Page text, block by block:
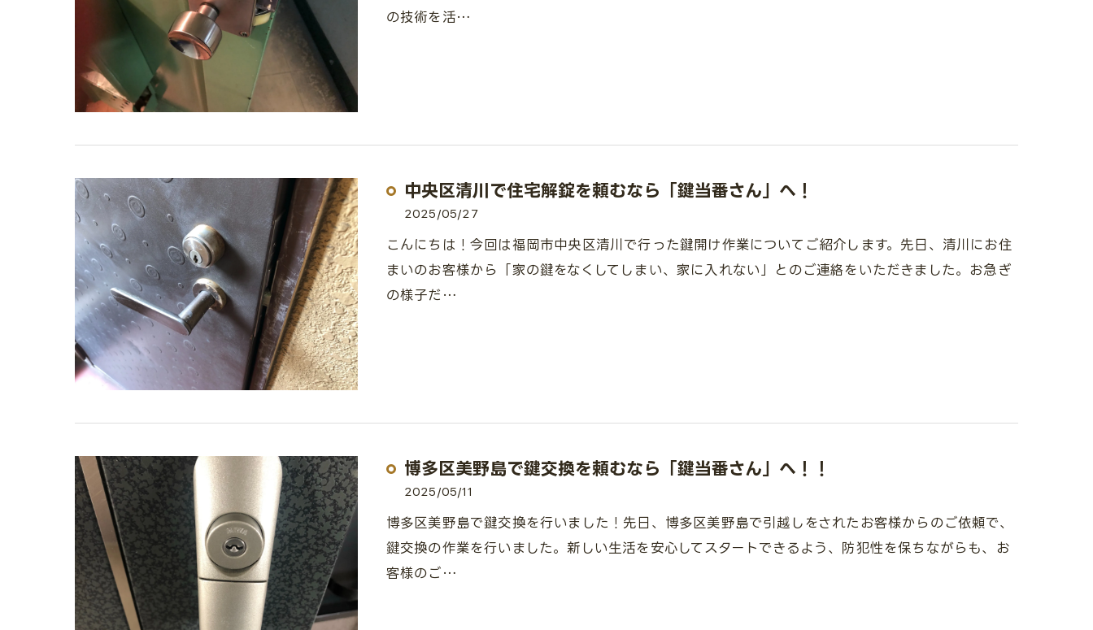
の技術を活…
中央区清川で住宅解錠を頼むなら「鍵当番さん」へ！
2025/05/27
こんにちは！今回は福岡市中央区清川で行った鍵開け作業についてご紹介します。先日、清川にお住
まいのお客様から「家の鍵をなくしてしまい、家に入れない」とのご連絡をいただきました。お急ぎ
の様子だ…
博多区美野島で鍵交換を頼むなら「鍵当番さん」へ！！
2025/05/11
博多区美野島で鍵交換を行いました！先日、博多区美野島で引越しをされたお客様からのご依頼で、
鍵交換の作業を行いました。新しい生活を安心してスタートできるよう、防犯性を保ちながらも、お
客様のご…